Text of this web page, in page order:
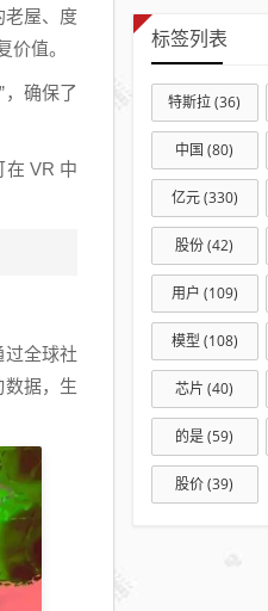
老屋、度
值。
确保了
在 VR 中
全球社
数据，生
标签列表
特斯拉(36)
中国 (80)
亿元(330)
股份(42)
用户 (109)
模型 (108)
芯片 (40)
的是(59)
股价(39)